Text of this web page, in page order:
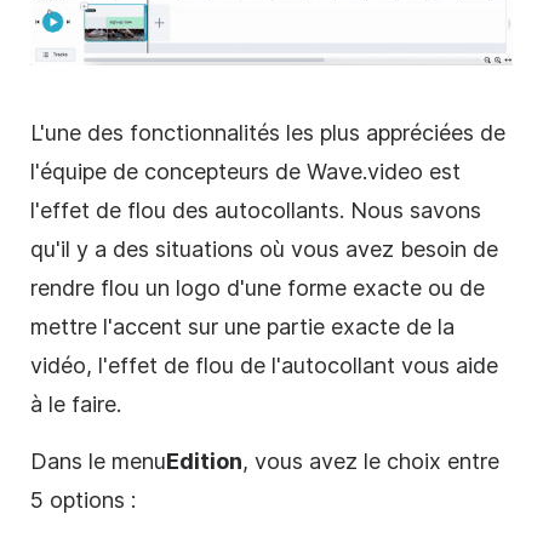
L'une des fonctionnalités les plus appréciées de
l'équipe de concepteurs de Wave.video est
l'effet de flou des autocollants. Nous savons
qu'il y a des situations où vous avez besoin de
rendre flou un logo d'une forme exacte ou de
mettre l'accent sur une partie exacte de la
vidéo, l'effet de flou de l'autocollant vous aide
à le faire.
Dans le menuEdition, vous avez le choix entre
5 options :